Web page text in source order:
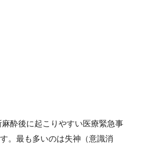
酔後に起こりやすい医療緊急事
。最も多いのは失神（意識消